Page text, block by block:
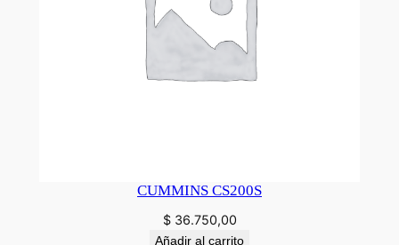
CUMMINS CS200S
$36.750,00
Añadir al carrito